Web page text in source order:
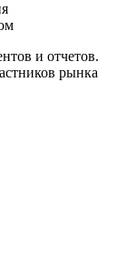
и отчетов.
рынка